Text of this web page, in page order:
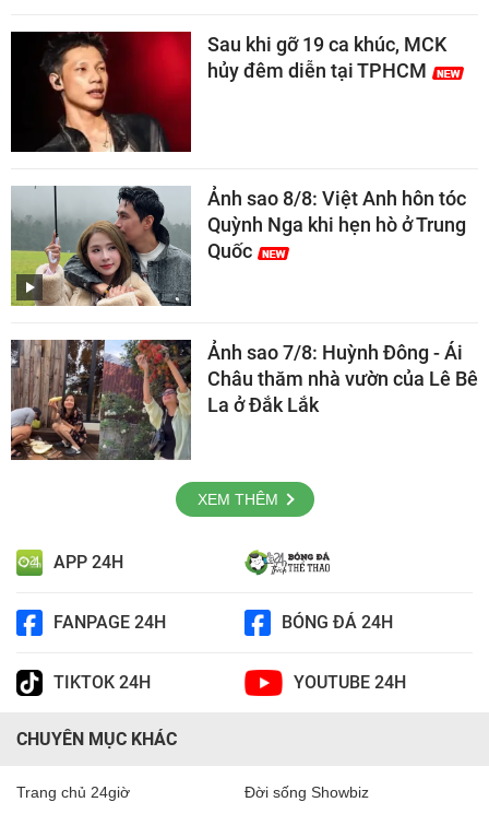
Sau khi gỡ 19 ca khúc, MCK
hủy đêm diễn tại TPHCM
Ảnh sao 8/8: Việt Anh hôn tóc
Quỳnh Nga khi hẹn hò ở Trung
Quốc
Ảnh sao 7/8: Huỳnh Đông - Ái
Châu thăm nhà vườn của Lê Bê
La ở Đắk Lắk
XEM THÊM
APP 24H
FANPAGE 24H BÓNG ĐÁ 24H
TIKTOK 24H YOUTUBE 24H
CHUYÊN MỤC KHÁC
Trang chủ 24giờ Đời sống Showbiz